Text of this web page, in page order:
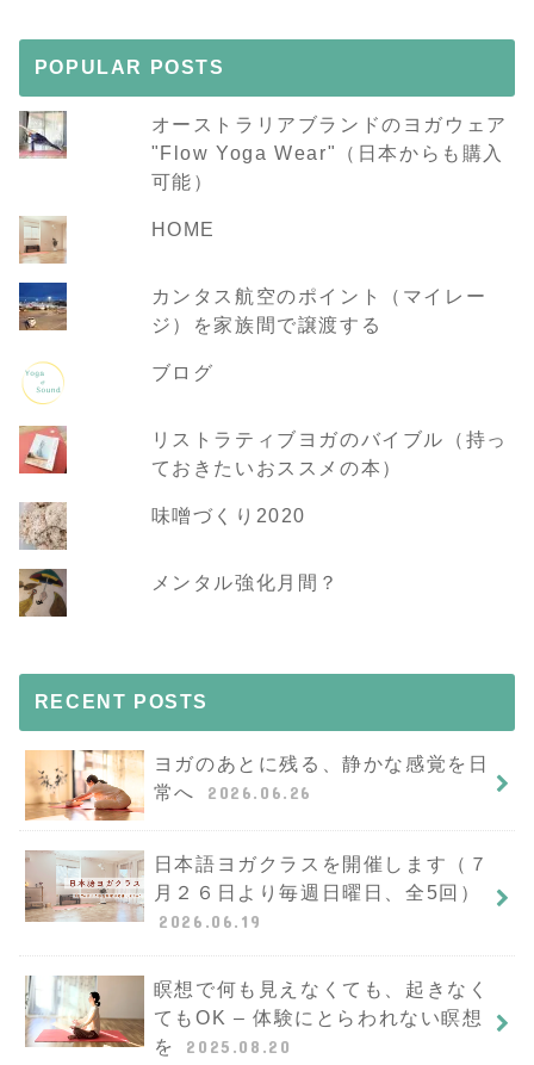
POPULAR POSTS
オーストラリアブランドのヨガウェア
"Flow Yoga Wear"（日本からも購入
可能）
HOME
カンタス航空のポイント（マイレー
ジ）を家族間で譲渡する
ブログ
リストラティブヨガのバイブル（持っ
ておきたいおススメの本）
味噌づくり2020
メンタル強化月間？
RECENT POSTS
ヨガのあとに残る、静かな感覚を日
常へ
2026.06.26
日本語ヨガクラスを開催します（７
月２６日より毎週日曜日、全5回）
2026.06.19
瞑想で何も見えなくても、起きなく
てもOK – 体験にとらわれない瞑想
を
2025.08.20